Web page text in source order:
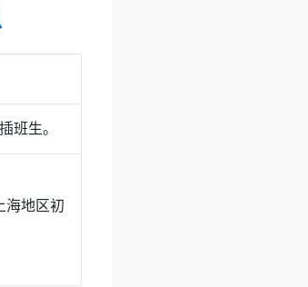
算机、法
班生。
海地区初